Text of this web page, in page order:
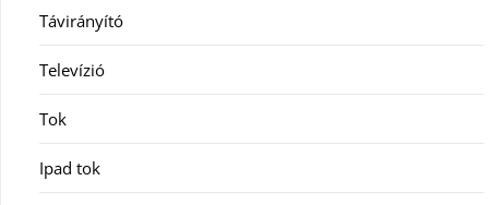
Távirányító
Televízió
Tok
Ipad tok